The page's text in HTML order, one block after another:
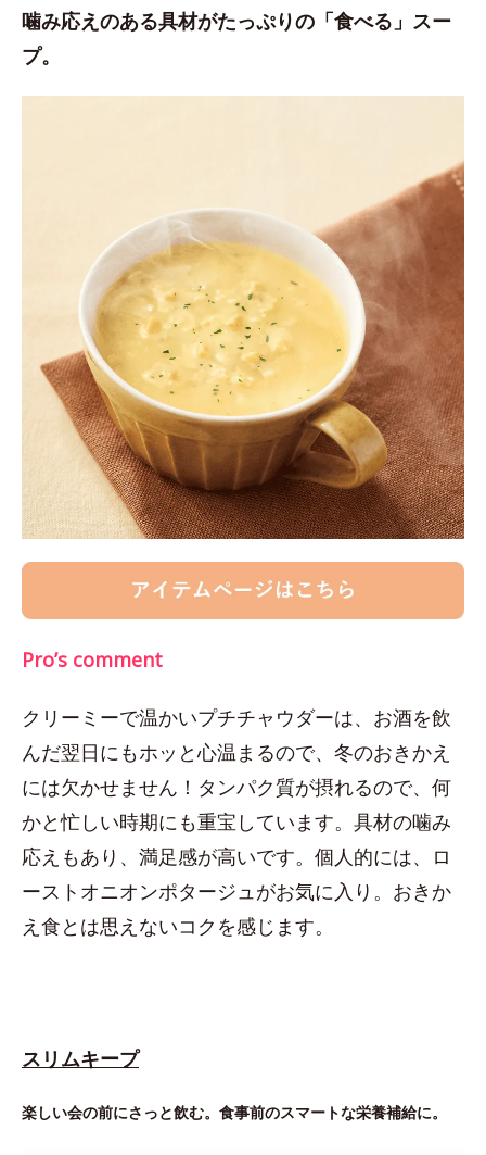
噛み応えのある具材がたっぷりの「食べる」スー
プ。
Pro’s comment
クリーミーで温かいプチチャウダーは、お酒を飲
んだ翌日にもホッと心温まるので、冬のおきかえ
には欠かせません！タンパク質が摂れるので、何
かと忙しい時期にも重宝しています。具材の噛み
応えもあり、満足感が高いです。個人的には、ロ
ーストオニオンポタージュがお気に入り。おきか
え食とは思えないコクを感じます。
スリムキープ
楽しい会の前にさっと飲む。食事前のスマートな栄養補給に。